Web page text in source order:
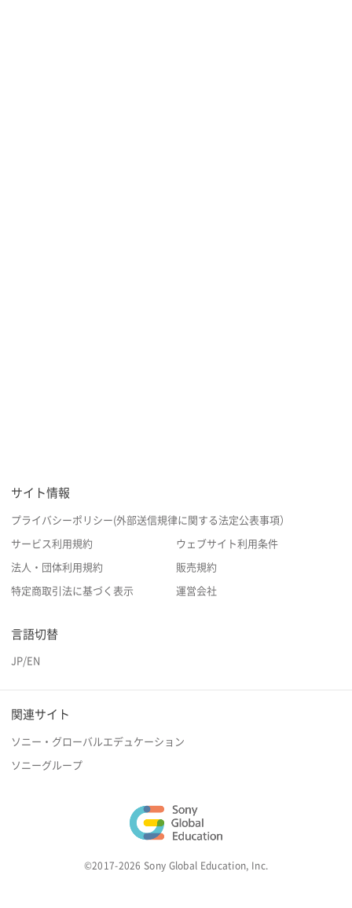
サイト情報
プライバシーポリシー(外部送信規律に関する法定公表事項）
サービス利用規約 ウェブサイト利用条件
法人・団体利用規約 販売規約
特定商取引法に基づく表示 運営会社
言語切替
JP/EN
関連サイト
ソニー・グローバルエデュケーション
ソニーグループ
©2017-2026 Sony Global Education, Inc.